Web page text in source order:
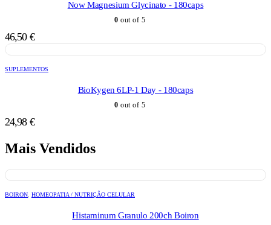
Now Magnesium Glycinato - 180caps
0 out of 5
46,50 €
SUPLEMENTOS
BioKygen 6LP-1 Day - 180caps
0 out of 5
24,98 €
Mais Vendidos
BOIRON HOMEOPATIA / NUTRIÇÃO CELULAR
Histaminum Granulo 200ch Boiron